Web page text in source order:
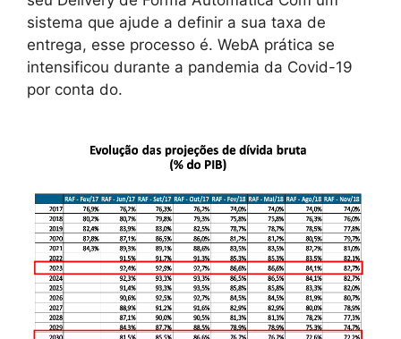
sistema que ajude a definir a sua taxa de
entrega, esse processo é. WebA prática se
intensificou durante a pandemia da Covid-19
por conta do.